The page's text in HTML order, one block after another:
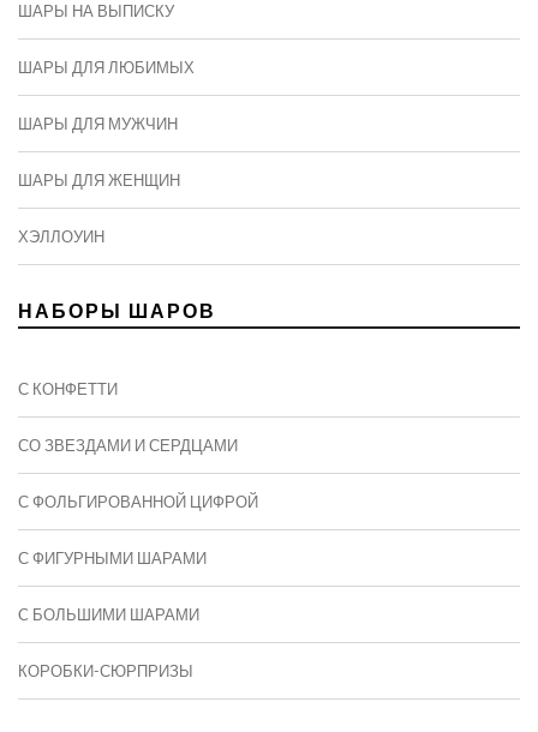
ШАРЫ НА ВЫПИСКУ
ШАРЫ ДЛЯ ЛЮБИМЫХ
ШАРЫ ДЛЯ МУЖЧИН
ШАРЫ ДЛЯ ЖЕНЩИН
ХЭЛЛОУИН
НАБОРЫ ШАРОВ
С КОНФЕТТИ
СО ЗВЕЗДАМИ И СЕРДЦАМИ
С ФОЛЬГИРОВАННОЙ ЦИФРОЙ
С ФИГУРНЫМИ ШАРАМИ
C БОЛЬШИМИ ШАРАМИ
КОРОБКИ-СЮРПРИЗЫ